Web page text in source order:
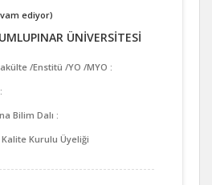
ediyor)
ÜNİVERSİTESİ
/Enstitü /YO /MYO :
Bilim Dalı :
Kalite Kurulu Üyeliği